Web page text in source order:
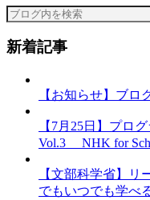
ー
新着記事
【お知らせ】ブロ
【7月25日】プロ
Vol.3 NHK for
【文部科学省】
でもいつでも学べ